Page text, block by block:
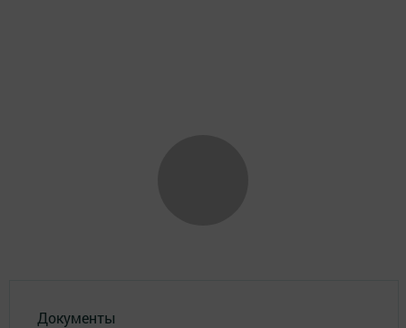
Документы